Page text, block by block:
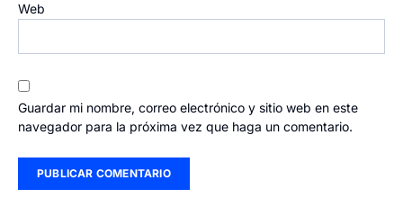
Web
Guardar mi nombre, correo electrónico y sitio web en este
navegador para la próxima vez que haga un comentario.